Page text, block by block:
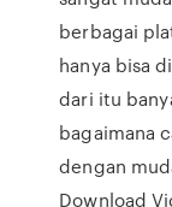
berbagai
hanya bisa
dari itu
bagaimana
dengan
Download